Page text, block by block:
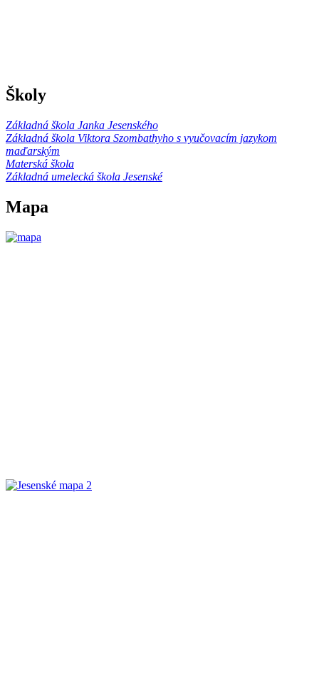
Školy
Základná škola Janka Jesenského
Základná škola Viktora Szombathyho s vyučovacím jazykom
maďarským
Materská škola
Základná umelecká škola Jesenské
Mapa